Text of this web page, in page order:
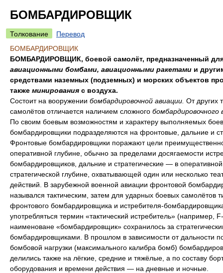
БОМБАРДИРОВЩИК
Толкование
Перевод
БОМБАРДИРОВЩИК
БОМБАРДИРОВЩИК, боевой самолёт, предназначенный
авиационными бомбами, авиационными ракетами и
средствами наземных (подземных) и морских объектов
также минирования с воздуха.
Состоит на вооружении бомбардировочной авиации. От других
самолётов отличается наличием сложного бомбардировочного
По своим боевым возможностям и характеру выполняемых
бомбардировщики подразделяются на фронтовые, дальние и
Фронтовые бомбардировщики поражают цели
оперативной глубине, обычно за пределами досягаемости
бомбардировщиков, дальние и стратегические — в
стратегической глубине, охватывающей один или несколько
действий. В зарубежной военной авиации фронтовой
назывался тактическим, затем для ударных боевых самолётов
фронтового бомбардировщика и истребителя-
употребляться термин «тактический истребитель» (например,
наименоване «бомбардировщик» сохранилось за
бомбардировщиками. В прошлом в зависимости от дальности
бомбовой нагрузки (максимального калибра бомб)
делились также на лёгкие, средние и тяжёлые, а по составу
оборудования и времени действия — на дневные и ночные.